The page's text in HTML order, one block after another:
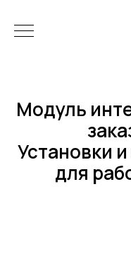
Модуль
Установки
для